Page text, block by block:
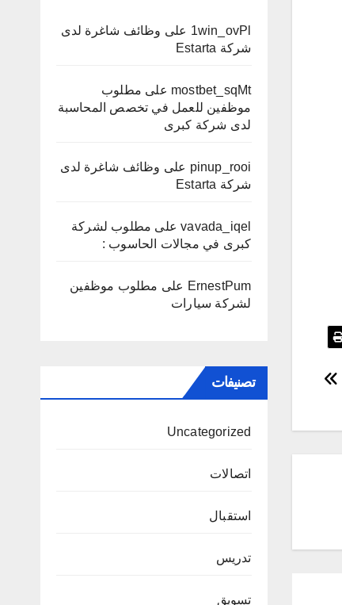
1win_ovPl على وظائف شاغرة لدى
شركة Estarta
mostbet_sqMt على مطلوب
موظفين للعمل في تخصص المحاسبة
لدى شركة كبرى
pinup_rooi على وظائف شاغرة لدى
شركة Estarta
vavada_iqelعلى مطلوب لشركة
كبرى في مجالات الحاسوب :
ErnestPum على مطلوب موظفين
لشركة سيارات
تصنيفات
Uncategorized
اتصالات
استقبال
تدريس
تسويق